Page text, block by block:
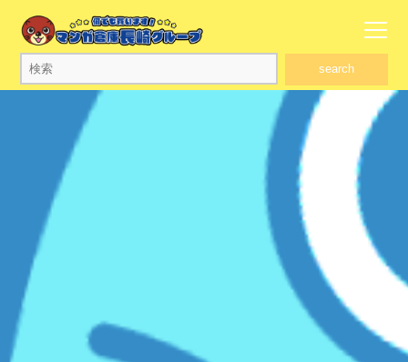
search